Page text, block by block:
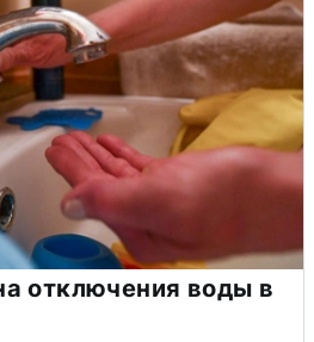
отключения воды в